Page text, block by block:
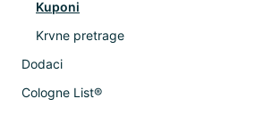
Kuponi
Krvne pretrage
Dodaci
Cologne List®